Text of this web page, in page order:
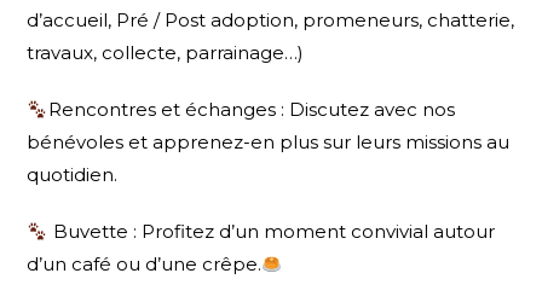
d’accueil, Pré / Post adoption, promeneurs, chatterie,
travaux, collecte, parrainage…)
Rencontres et échanges : Discutez avec nos
bénévoles et apprenez-en plus sur leurs missions au
quotidien.
Buvette : Profitez d’un moment convivial autour
d’un café ou d’une crêpe.